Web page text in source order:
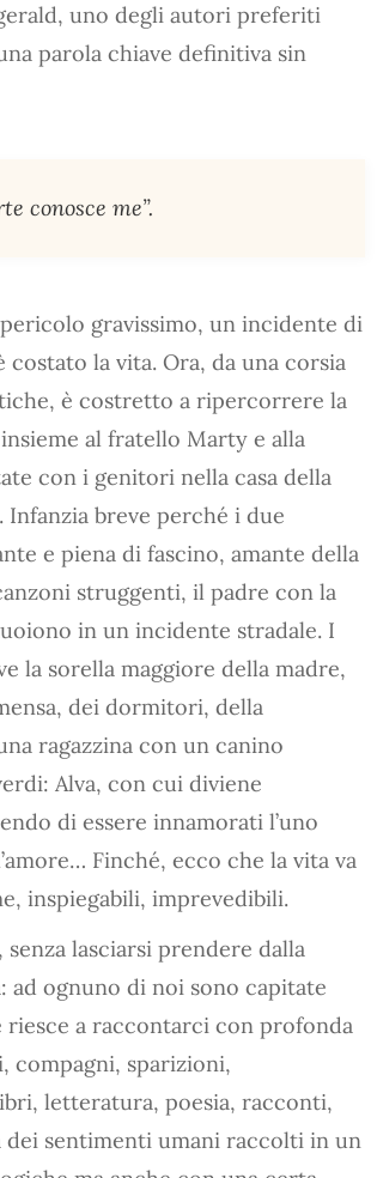
uno degli autori preferiti
parola chiave definitiva sin
conosce me”.
gravissimo, un incidente di
la vita. Ora, da una corsia
è costretto a ripercorrere la
al fratello Marty e alla
con i genitori nella casa della
Infanzia breve perché i due
e piena di fascino, amante della
struggenti, il padre con la
in un incidente stradale. I
la sorella maggiore della madre,
dei dormitori, della
ragazzina con un canino
Alva, con cui diviene
di essere innamorati l’uno
Finché, ecco che la vita va
inspiegabili, imprevedibili.
, senza lasciarsi prendere dalla
ognuno di noi sono capitate
a raccontarci con profonda
compagni, sparizioni,
letteratura, poesia, racconti,
sentimenti umani raccolti in un